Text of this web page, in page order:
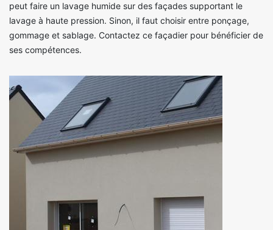
peut faire un lavage humide sur des façades supportant le
lavage à haute pression. Sinon, il faut choisir entre ponçage,
gommage et sablage. Contactez ce façadier pour bénéficier de
ses compétences.